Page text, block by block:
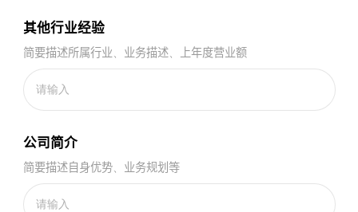
其他行业经验
简要描述所属行业、业务描述、上年度营业额
公司简介
简要描述自身优势、业务规划等